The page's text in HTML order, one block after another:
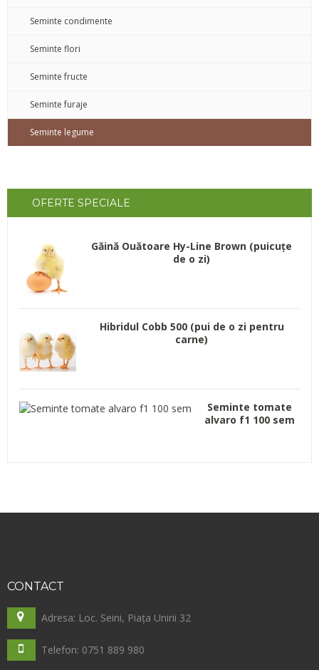
Seminte condimente
Seminte flori
Seminte fructe
Seminte furaje
Seminte legume
OFERTE SPECIALE
Găină Ouătoare Hy-Line Brown (puicuțe
de o zi)
Hibridul Cobb 500 (pui de o zi pentru
carne)
Seminte tomate
alvaro f1 100 sem
CONTACT
Adresa: Loc. Seini, Piața Unirii 32
Telefon: 0751 889 980